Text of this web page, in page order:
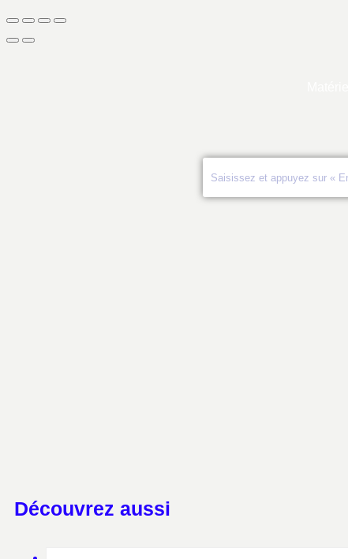
Découvrez aussi